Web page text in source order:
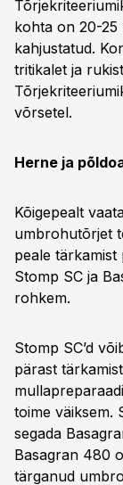
kohta on 20-25
kahjustatud.
tritikalet ja
võrsetel.
Herne ja
Kõigepealt
umbrohutõrjet
peale tärkamist
Stomp SC ja
rohkem.
Stomp SC’d
pärast
toime väiksem.
segada
Basagran 480
tärganud